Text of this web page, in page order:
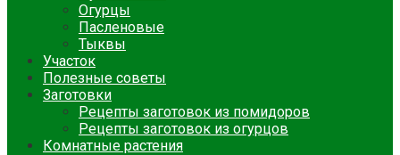
Огурцы
Пасленовые
Тыквы
Участок
Полезные советы
Заготовки
Рецепты заготовок из помидоров
Рецепты заготовок из огурцов
Комнатные растения